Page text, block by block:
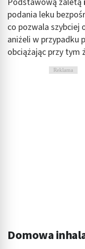
podania leku
co pozwala
aniżeli w przypadku
obciążając przy tym
Reklama
Domowa